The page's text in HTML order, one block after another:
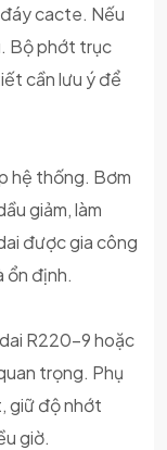
cacte. Nếu
Bộ phớt trục
cần lưu ý để
hệ thống. Bơm
giảm, làm
được gia công
ổn định.
R220-9 hoặc
trọng. Phụ
giữ độ nhớt
giờ.